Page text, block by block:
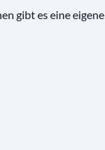
gibt es eine eigene